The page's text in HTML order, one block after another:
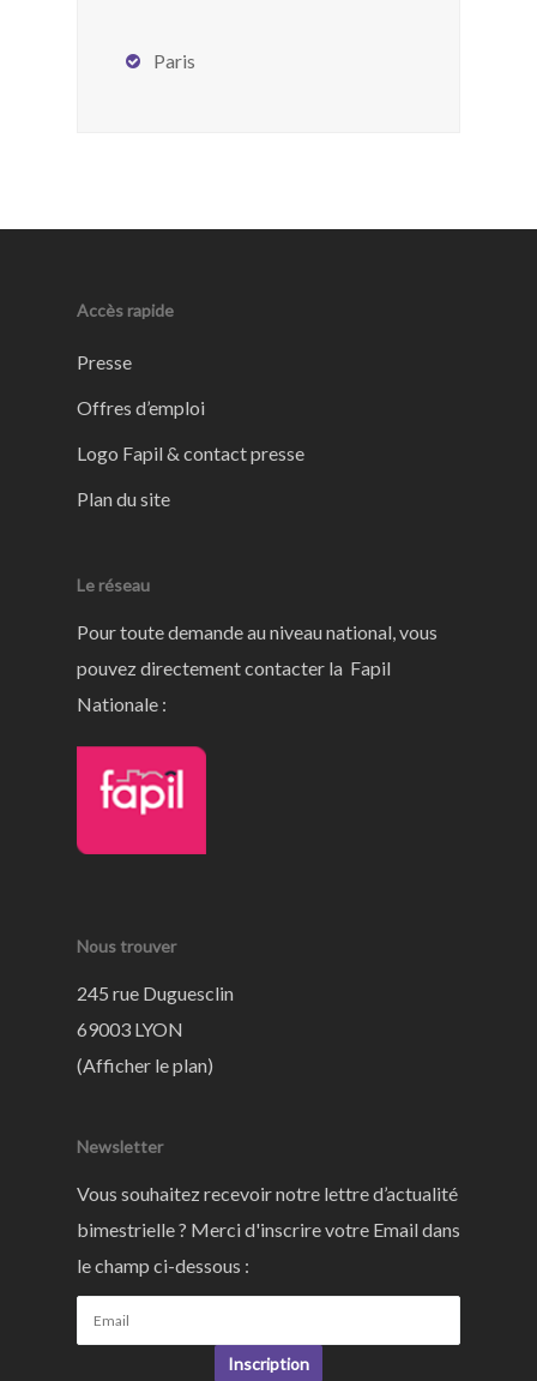
Paris
Accès rapide
Presse
Offres d’emploi
Logo Fapil & contact presse
Plan du site
Le réseau
Pour toute demande au niveau national, vous
pouvez directement contacter la Fapil
Nationale :
Nous trouver
245 rue Duguesclin
69003 LYON
(Afficher le plan)
Newsletter
Vous souhaitez recevoir notre lettre d’actualité
bimestrielle ? Merci d'inscrire votre Email dans
le champ ci-dessous :
Inscription